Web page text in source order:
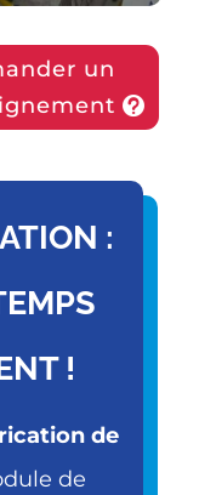
un
:
!
de
de